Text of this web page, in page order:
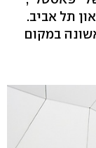
תל אביב.
במקום